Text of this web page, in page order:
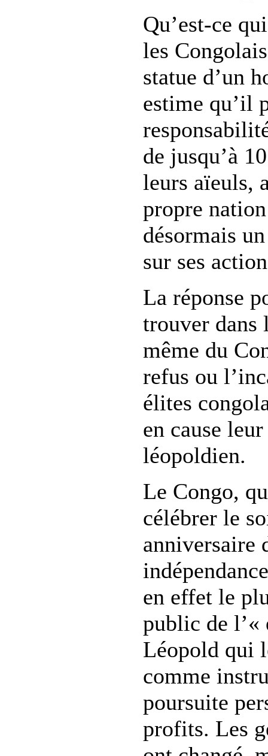
Qu’est-ce
les
statue d’un
estime qu’il
de jusqu’à
leurs aïeuls,
propre
désormais
sur ses
La réponse
trouver dans
même du
refus ou
élites
en cause
léopoldien.
Le Congo,
célébrer le
anniversaire
en effet le
public de
Léopold qui
comme
poursuite
profits. Les